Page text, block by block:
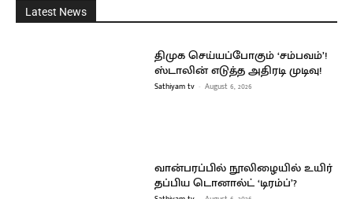
Latest News
திமுக செய்யப்போகும் ‘சம்பவம்’!
ஸ்டாலின் எடுத்த அதிரடி முடிவு!
Sathiyam tv - August 6, 2026
வான்பரப்பில் நூலிழையில் உயிர்
தப்பிய டொனால்ட் ‘டிரம்ப்’?